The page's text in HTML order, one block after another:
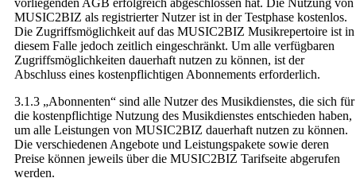
MUSIC2BIZ als registrierter Nutzer ist in der Testphase kostenlos.
Die Zugriffsmöglichkeit auf das MUSIC2BIZ Musikrepertoire ist in
diesem Falle jedoch zeitlich eingeschränkt. Um alle verfügbaren
Zugriffsmöglichkeiten dauerhaft nutzen zu können, ist der
Abschluss eines kostenpflichtigen Abonnements erforderlich.
3.1.3 „Abonnenten“ sind alle Nutzer des Musikdienstes, die sich für
die kostenpflichtige Nutzung des Musikdienstes entschieden haben,
um alle Leistungen von MUSIC2BIZ dauerhaft nutzen zu können.
Die verschiedenen Angebote und Leistungspakete sowie deren
Preise können jeweils über die MUSIC2BIZ Tarifseite abgerufen
werden.